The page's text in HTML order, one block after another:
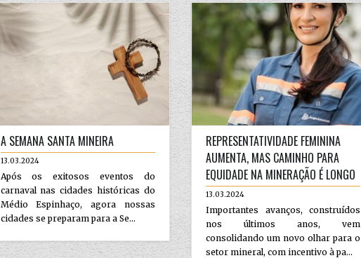
A SEMANA SANTA MINEIRA
13.03.2024
Após os exitosos eventos do
carnaval nas cidades históricas do
Médio Espinhaço, agora nossas
cidades se preparam para a Se...
REPRESENTATIVIDADE FEMININA
AUMENTA, MAS CAMINHO PARA
EQUIDADE NA MINERAÇÃO É LONGO
13.03.2024
Importantes avanços, construídos
nos últimos anos, vem
consolidando um novo olhar para o
setor mineral, com incentivo à pa...